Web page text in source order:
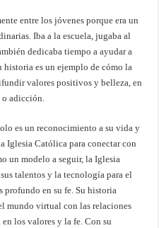
entre los jóvenes porque era un
Iba a la escuela, jugaba al
dedicaba tiempo a ayudar a
historia es un ejemplo de cómo la
valores positivos y belleza, en
o adicción.
es un reconocimiento a su vida y
Iglesia Católica para conectar con
un modelo a seguir, la Iglesia
talentos y la tecnología para el
profundo en su fe. Su historia
mundo virtual con las relaciones
los valores y la fe. Con su